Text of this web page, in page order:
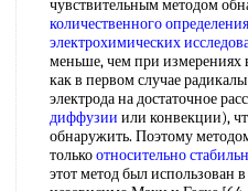
чувствительным методом
количественного определения
электрохимических
меньше, чем при измерениях
как в первом случае
электрода на достаточное
диффузии или конвекции),
обнаружить. Поэтому
толькоотносительно
этот метод был использован в